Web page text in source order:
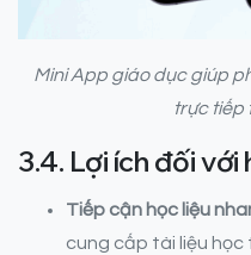
Mini App giáo dục giúp
trực tiếp
3.4. Lợi ích đối với
Tiếp cận học liệu
cung cấp tài liệu học